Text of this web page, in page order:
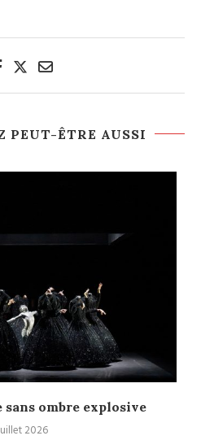
PEUT-ÊTRE AUSSI
sans ombre explosive
2026